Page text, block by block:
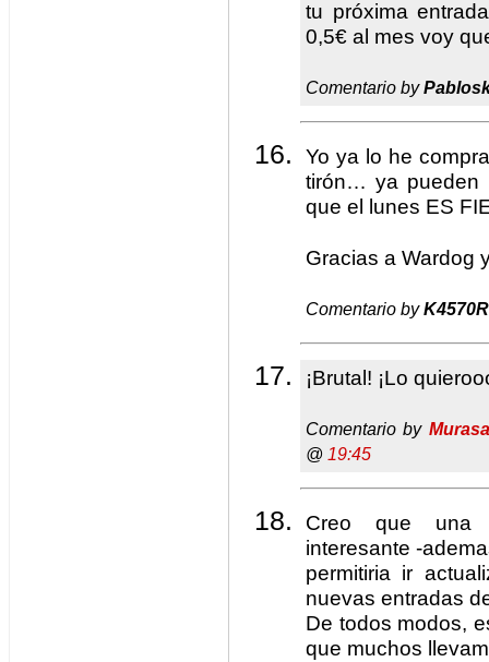
tu próxima
0,5€ al mes voy
Comentario by
Yo ya lo he
tirón… ya pueden
que el lunes ES
Gracias a Wardog
Comentario byK4570R
¡Brutal! ¡Lo
Comentario by
@ 19:45
Creo que una
interesante -
permitiria ir
nuevas entradas
De todos modos,
que muchos